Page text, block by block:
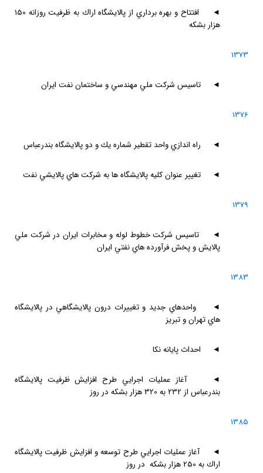
◄
افتتاح و بهره برداري از پالايشگاه اراك به ظرفيت روزانه 150
هزار بشكه
1373
◄ تاسيس شركت ملي مهندسي و ساختمان نفت ايران
1376
◄ راه اندازي واحد تقطير شماره يك و دو پالايشگاه بندرعباس
◄ تغيير عنوان كليه پالايشگاه ها به شركت هاي پالايشي نفت
1379
◄تاسيس شركت خطوط لوله و مخابرات ايران در شركت ملي
پالايش و پخش فرآورده هاي نفتي ايران
1383
◄واحدهاي جديد و تغييرات درون پالايشگاهي در پالايشگاه
هاي تهران و تبريز
◄ احداث پايانه نكا
◄آغاز عمليات اجرايي طرح افزايش ظرفيت پالايشگاه
بندرعباس از 232 به 320 هزار بشكه در روز
1385
◄آغاز عمليات اجرايي طرح توسعه و افزايش ظرفيت پالايشگاه
اراك به 250 هزار بشكه در روز